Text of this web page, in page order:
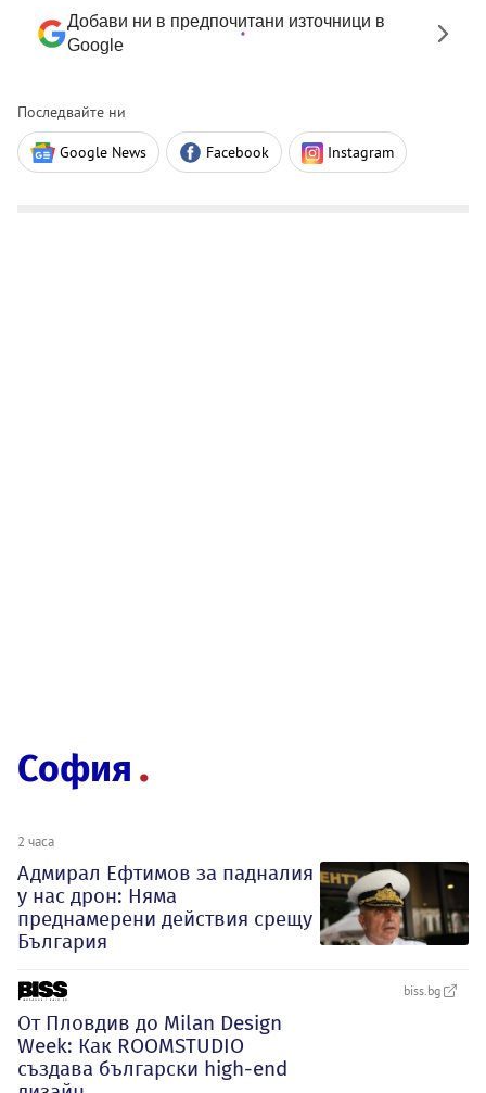
Добави ни в предпочитани източници в
Google
Последвайте ни
Google News Facebook Instagram
София
2 часа
Адмирал Ефтимов за падналия
у нас дрон: Няма
преднамерени действия срещу
България
biss.bg
От Пловдив до Milan Design
Week: Как ROOMSTUDIO
създава български high-end